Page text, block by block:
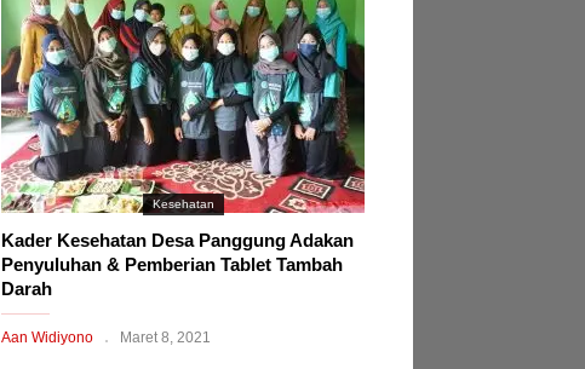
Kesehatan
Kader Kesehatan Desa Panggung Adakan
Penyuluhan & Pemberian Tablet Tambah
Darah
Aan Widiyono Maret 8, 2021